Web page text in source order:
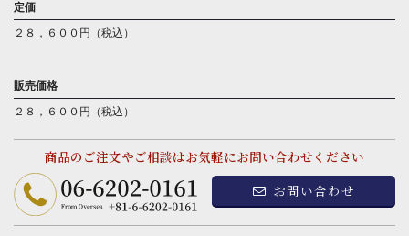
定価
２８，６００円（税込）
販売価格
２８，６００円（税込）
商品のご注文やご相談はお気軽にお問い合わせください
お問い合わせ